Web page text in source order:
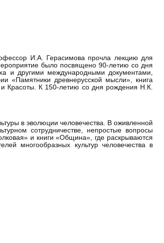
И.А. Герасимова прочла лекцию для
было посвящено 90-летию со дня
и другими международными документами,
«Памятники древнерусской мысли», книга
Красоты. К 150-летию со дня рождения Н.К.
в эволюции человечества. В оживленной
сотрудничестве, непростые вопросы
и книги «Община», где раскрываются
многообразных культур человечества в